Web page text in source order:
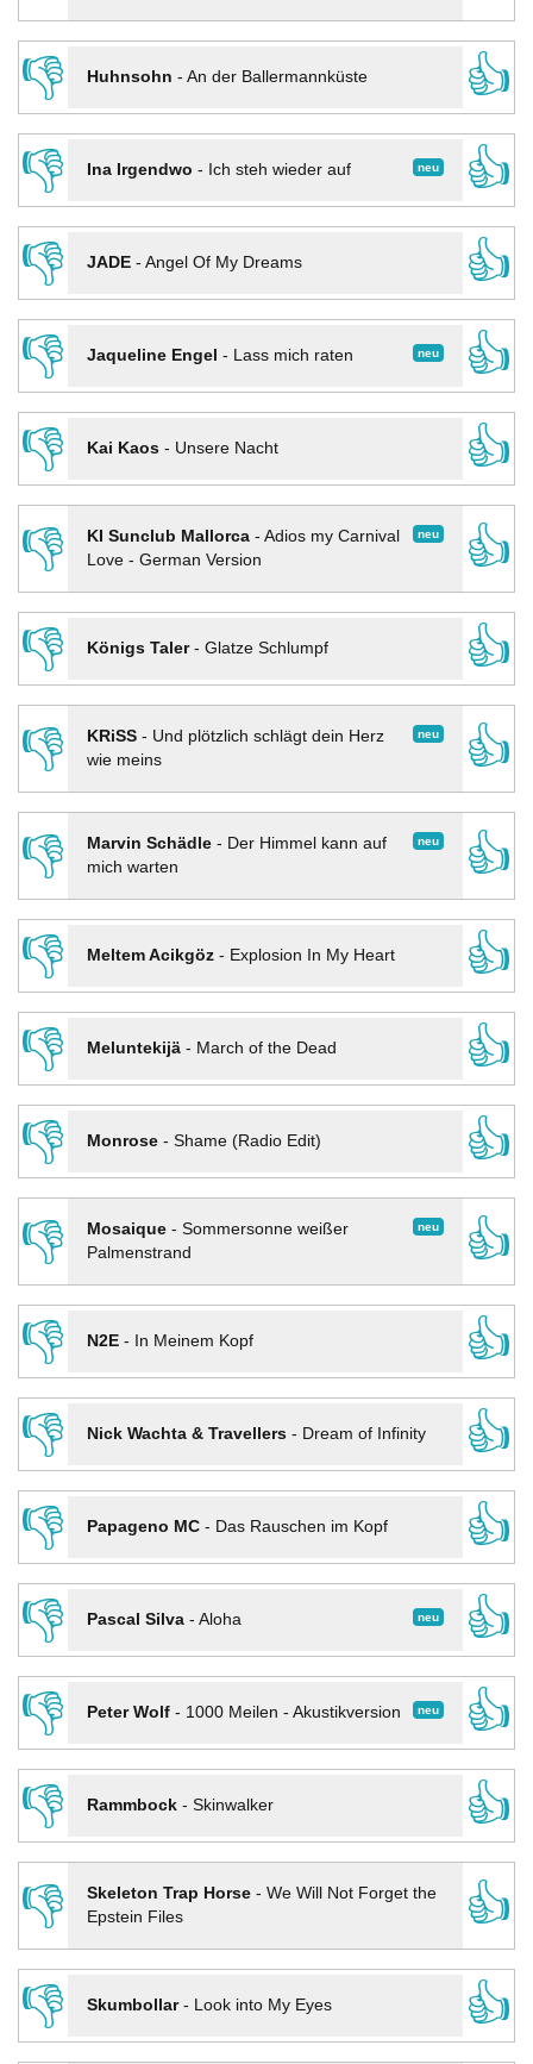
👎
Huhnsohn - An der Ballermannküste
👍
👎
neu
Ina Irgendwo - Ich steh wieder auf
👍
👎
JADE- Angel Of My Dreams
👍
👎
neu
Jaqueline Engel - Lass mich raten
👍
👎
Kai Kaos- Unsere Nacht
👍
👎
neu
KI Sunclub Mallorca- Adios my Carnival
Love - German Version
👍
👎
Königs Taler- Glatze Schlumpf
👍
👎
neu
KRiSS- Und plötzlich schlägt dein Herz
wie meins
👍
👎 neu
Marvin Schädle- Der Himmel kann auf
mich warten
👍
👎
Meltem Acikgöz- Explosion In My Heart
👍
👎
Meluntekijä- March of the Dead
👍
👎
Monrose- Shame (Radio Edit)
👍
👎
neu
Mosaique- Sommersonne weißer
Palmenstrand
👍
👎
N2E- In Meinem Kopf
👍
👎
Nick Wachta & Travellers- Dream of Infinity
👍
👎
Papageno MC- Das Rauschen im Kopf
👍
👎
neu
Pascal Silva- Aloha
👍
👎
neu
Peter Wolf- 1000 Meilen - Akustikversion
👍
👎
Rammbock- Skinwalker
👍
👎
Skeleton Trap Horse- We Will Not Forget the
Epstein Files
👍
👎
Skumbollar- Look into My Eyes
👍